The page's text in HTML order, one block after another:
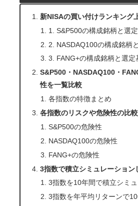
新NISAの買い付けランキング
1. S&P500の構成銘柄と選
2. NASDAQ100の構成銘柄
3. FANG+の構成銘柄と選定
S&P500・NASDAQ100・
性を一覧比較
各指数の特徴まとめ
各指数のリスクや危険性の比較
S&P500の危険性
NASDAQ100の危険性
FANG+の危険性
3指数で積立シミュレーション
3指数を10年間で積立シミ
3指数を年平均リターンで